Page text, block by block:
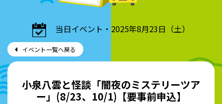
当日イベント・2025年8月23日（土）
イベント一覧へ戻る
小泉八雲と怪談「闇夜のミステリーツア
ー」(8/23、10/1)【要事前申込】